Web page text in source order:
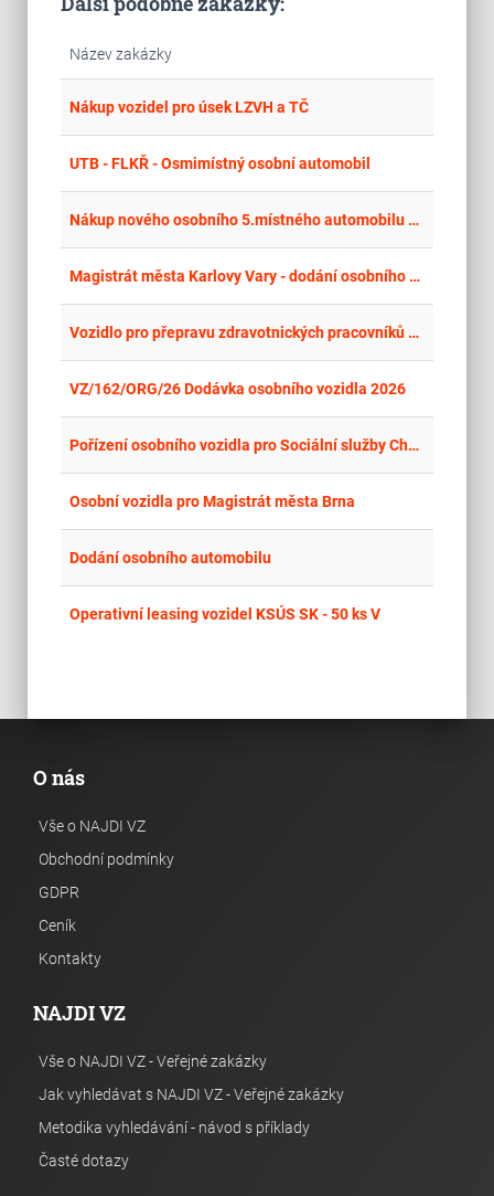
Název zakázky
Nákup vozidel pro úsek LZVH a TČ
UTB - FLKŘ - Osmimístný osobní automobil
Nákup nového osobního 5.místného automobilu pro DpS Dačice – 1ks
Magistrát města Karlovy Vary - dodání osobního automobilu
Vozidlo pro přepravu zdravotnických pracovníků – 7 ks
VZ/162/ORG/26 Dodávka osobního vozidla 2026
Pořízení osobního vozidla pro Sociální služby Chomutov_opakováno
Osobní vozidla pro Magistrát města Brna
Dodání osobního automobilu
Operativní leasing vozidel KSÚS SK - 50 ks V
O nás
Vše o NAJDI VZ
Obchodní podmínky
GDPR
Ceník
Kontakty
NAJDI VZ
Vše o NAJDI VZ - Veřejné zakázky
Jak vyhledávat s NAJDI VZ - Veřejné zakázky
Metodika vyhledávání - návod s příklady
Časté dotazy